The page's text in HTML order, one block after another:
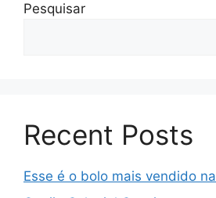
Pesquisar
Recent Posts
Esse é o bolo mais vendido